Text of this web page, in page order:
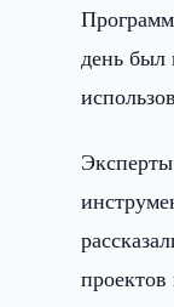
день был